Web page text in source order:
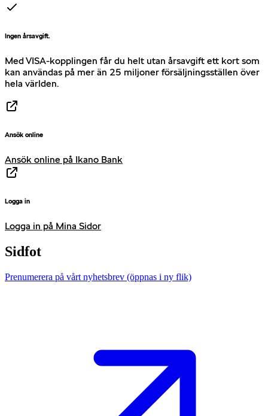
Ingen årsavgift.
Med VISA-kopplingen får du helt utan årsavgift ett kort som
kan användas på mer än 25 miljoner försäljningsställen över
hela världen.
Ansök online
Ansök online på Ikano Bank
Logga in
Logga in på Mina Sidor
Sidfot
Prenumerera på vårt nyhetsbrev (öppnas i ny flik)